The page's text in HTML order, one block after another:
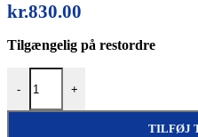
kr.830.00
Tilgængelig på restordre
-
Automatgearolie – 4 liter
+
TILFØJ